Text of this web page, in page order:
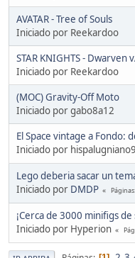
AVATAR - Tree of Souls
Iniciado por Reekardoo
STAR KNIGHTS - Dwarven
Iniciado por Reekardoo
(MOC) Gravity-Off Moto
Iniciado por gabo8a12
El Space vintage a Fondo:
Iniciado por
Lego deberia sacar un
Iniciado por DMDP Páginas
¡Cerca de 3000 minifigs de
Iniciado por Hyperion